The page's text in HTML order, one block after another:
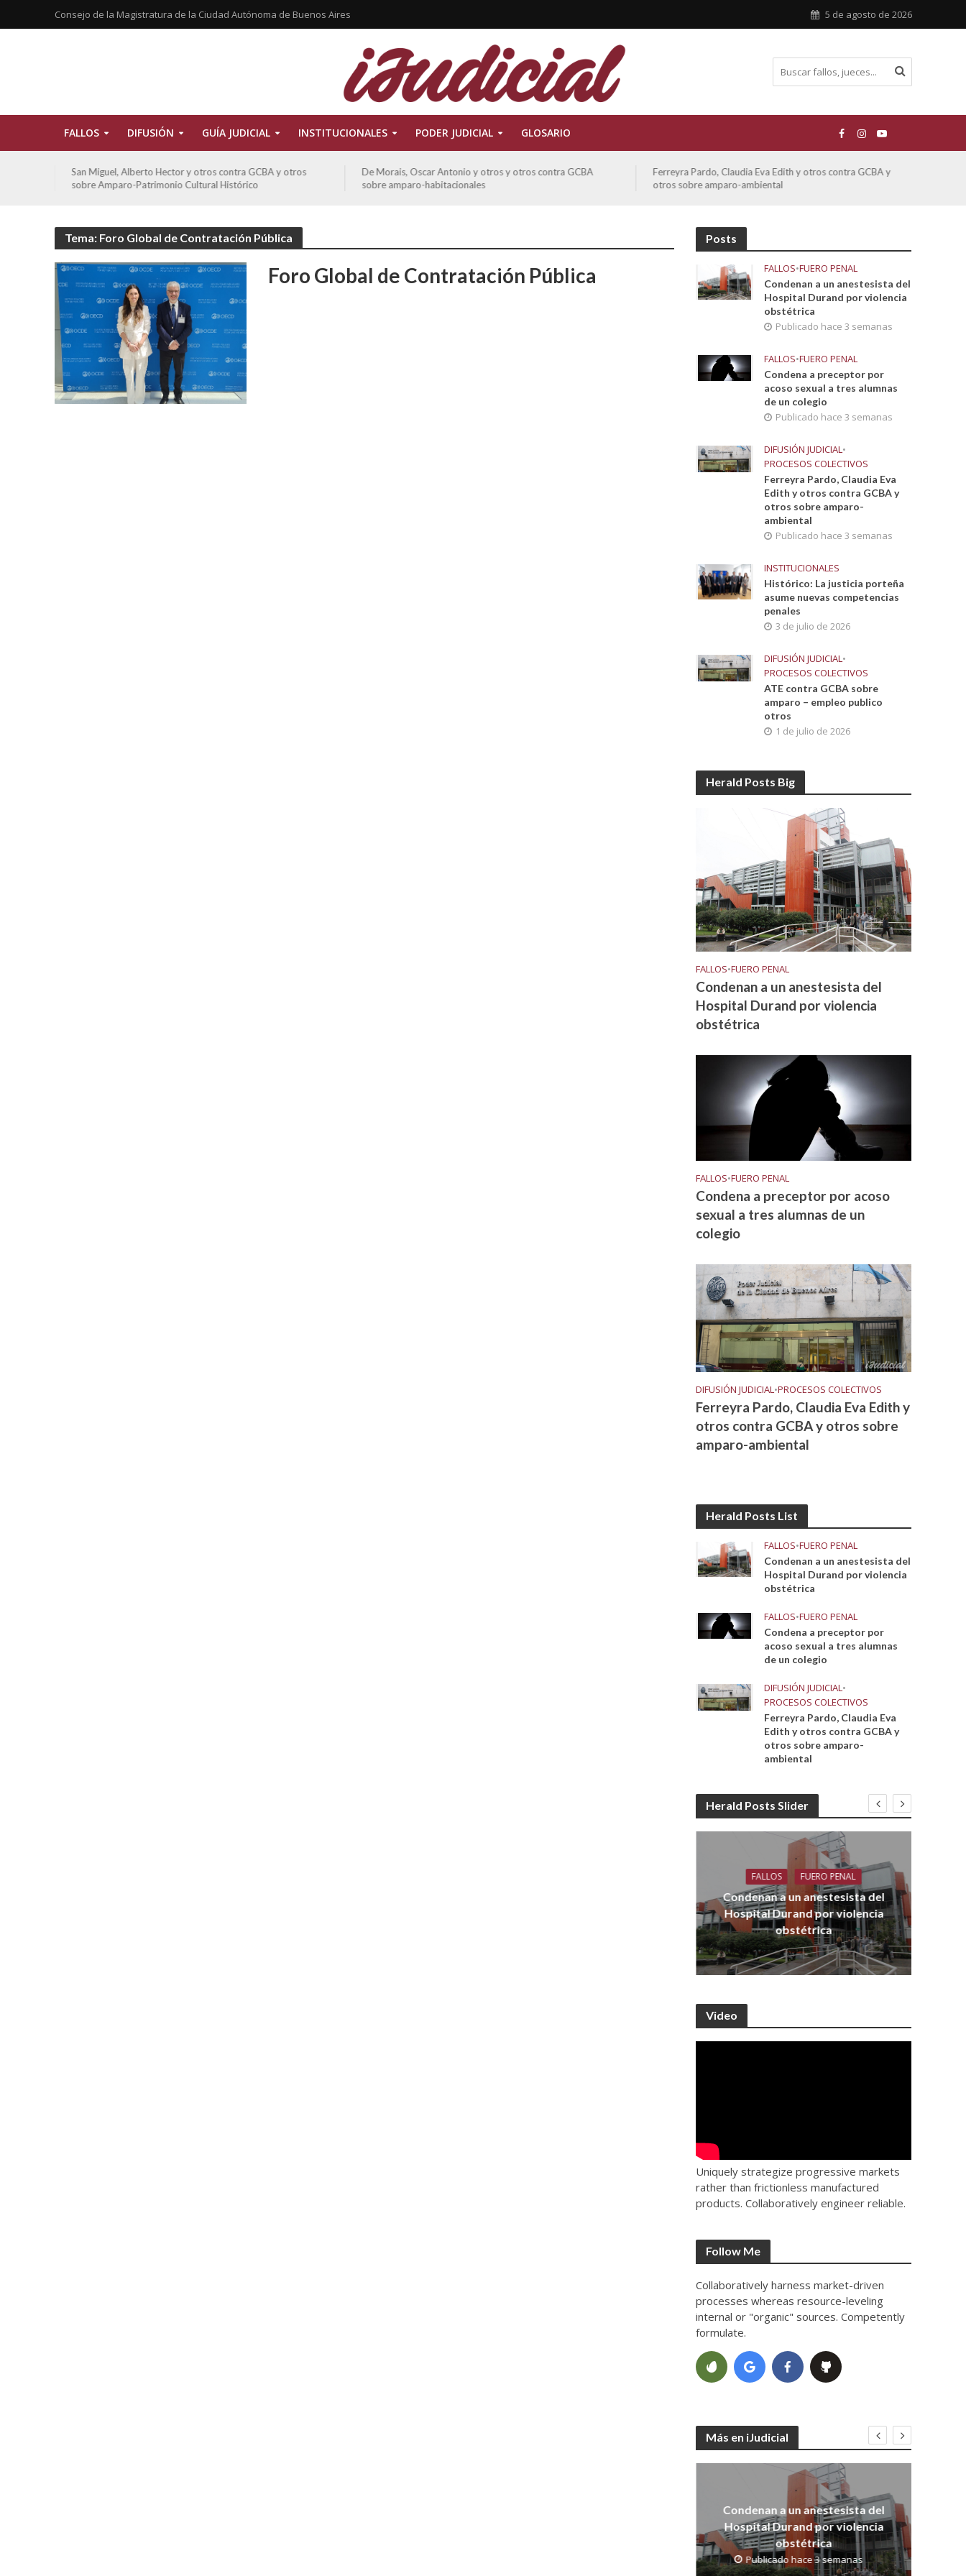
Consejo de la Magistratura de la Ciudad Autónoma de Buenos Aires 5 de agosto de 2026
FALLOS DIFUSIÓN GUÍA JUDICIAL INSTITUCIONALES PODER JUDICIAL GLOSARIO
San Miguel, Alberto Hector y otros contra GCBA y otros
sobre Amparo-Patrimonio Cultural Histórico
De Morais, Oscar Antonio y otros y otros contra GCBA
sobre amparo-habitacionales
Ferreyra Pardo, Claudia Eva Edith y otros contra GCBA y
otros sobre amparo-ambiental
Tema: Foro Global de Contratación Pública
Foro Global de Contratación Pública
Posts
FALLOS•FUERO PENAL
Condenan a un anestesista del
Hospital Durand por violencia
obstétrica
Publicado hace 3 semanas
FALLOS•FUERO PENAL
Condena a preceptor por
acoso sexual a tres alumnas
de un colegio
Publicado hace 3 semanas
DIFUSIÓN JUDICIAL•
PROCESOS COLECTIVOS
Ferreyra Pardo, Claudia Eva
Edith y otros contra GCBA y
otros sobre amparo-
ambiental
Publicado hace 3 semanas
INSTITUCIONALES
Histórico: La justicia porteña
asume nuevas competencias
penales
3 de julio de 2026
DIFUSIÓN JUDICIAL•
PROCESOS COLECTIVOS
ATE contra GCBA sobre
amparo – empleo publico
otros
1 de julio de 2026
Herald Posts Big
FALLOS•FUERO PENAL
Condenan a un anestesista del
Hospital Durand por violencia
obstétrica
FALLOS•FUERO PENAL
Condena a preceptor por acoso
sexual a tres alumnas de un
colegio
DIFUSIÓN JUDICIAL•PROCESOS COLECTIVOS
Ferreyra Pardo, Claudia Eva Edith y
otros contra GCBA y otros sobre
amparo-ambiental
Herald Posts List
FALLOS•FUERO PENAL
Condenan a un anestesista del
Hospital Durand por violencia
obstétrica
FALLOS•FUERO PENAL
Condena a preceptor por
acoso sexual a tres alumnas
de un colegio
DIFUSIÓN JUDICIAL•
PROCESOS COLECTIVOS
Ferreyra Pardo, Claudia Eva
Edith y otros contra GCBA y
otros sobre amparo-
ambiental
Herald Posts Slider
FALLOS FUERO PENAL
Condenan a un anestesista del
Hospital Durand por violencia
obstétrica
Video
Uniquely strategize progressive markets
rather than frictionless manufactured
products. Collaboratively engineer reliable.
Follow Me
Collaboratively harness market-driven
processes whereas resource-leveling
internal or "organic" sources. Competently
formulate.
Más en iJudicial
Condenan a un anestesista del
Hospital Durand por violencia
obstétrica
Publicado hace 3 semanas